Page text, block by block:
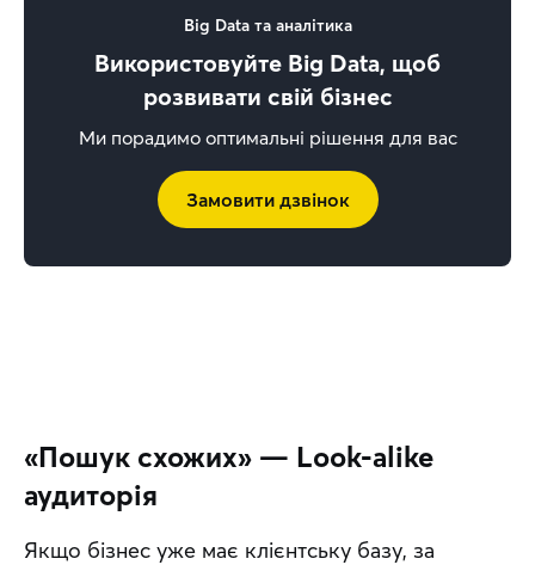
Big Data та аналітика
Використовуйте Big Data, щоб
розвивати свій бізнес
Ми порадимо оптимальні рішення для вас
Замовити дзвінок
«Пошук схожих» — Look-alike
аудиторія
Якщо бізнес уже має клієнтську базу, за